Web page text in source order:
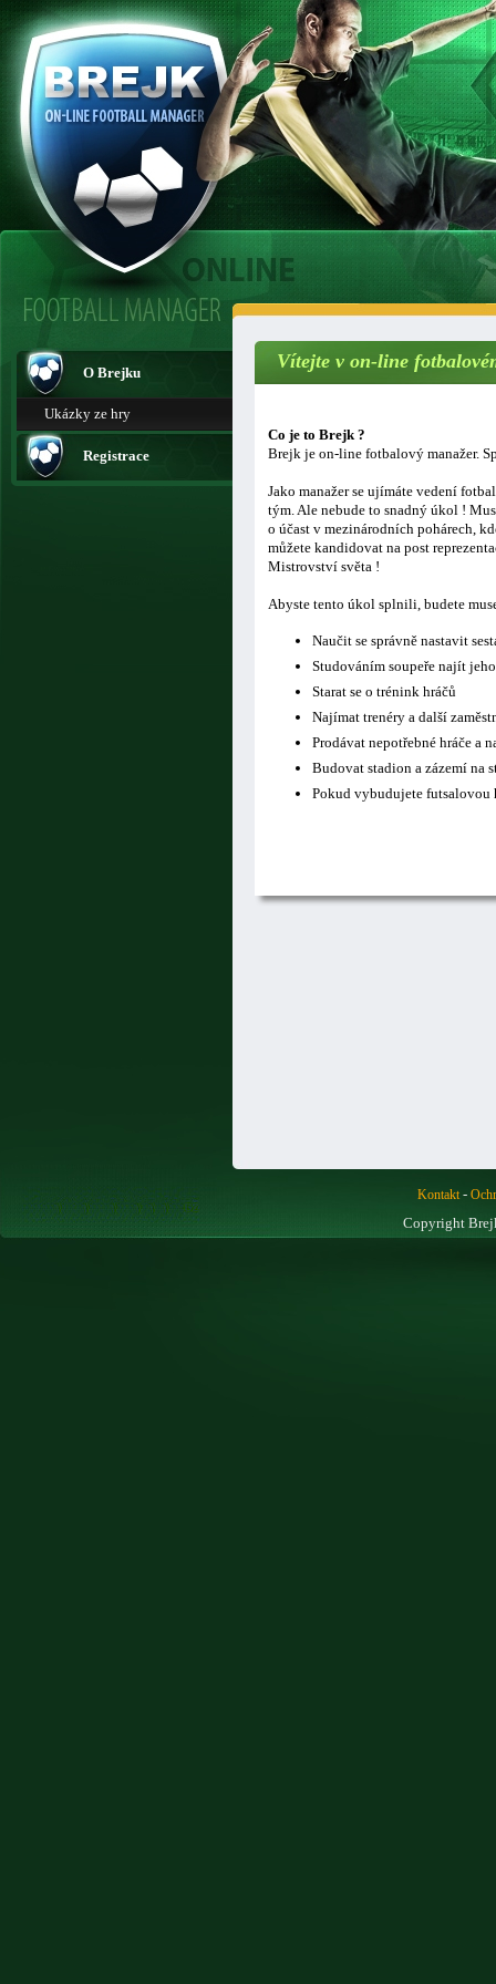
O Brejku
Ukázky ze hry
Registrace
Vítejte v on-line
Co je to Brejk ?
Brejk je on-line fotbalový manažer.
Jako manažer se ujímáte vedení
tým. Ale nebude to snadný úkol !
o účast v mezinárodních pohárech,
můžete kandidovat na post
Mistrovství světa !
Abyste tento úkol splnili, budete
Naučit se správně nastavit
Studováním soupeře najít
Starat se o trénink hráčů
Najímat trenéry a další
Prodávat nepotřebné hráče a
Budovat stadion a zázemí na
Pokud vybudujete futsalovou
Kontakt-
Copyright